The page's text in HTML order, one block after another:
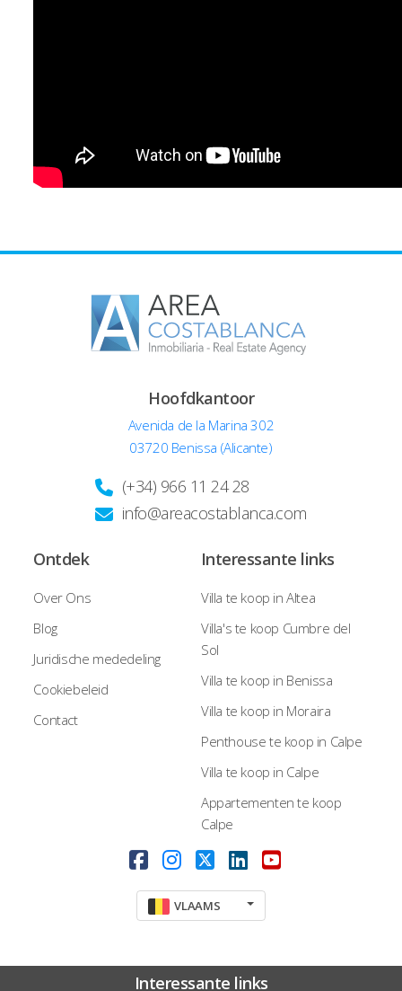
Hoofdkantoor
Avenida de la Marina 302
03720 Benissa (Alicante)
(+34) 966 11 24 28
info@areacostablanca.com
Ontdek
Over Ons
Blog
Juridische mededeling
Cookiebeleid
Contact
Interessante links
Villa te koop in Altea
Villa's te koop Cumbre del
Sol
Villa te koop in Benissa
Villa te koop in Moraira
Penthouse te koop in Calpe
Villa te koop in Calpe
Appartementen te koop
Calpe
VLAAMS
Interessante links